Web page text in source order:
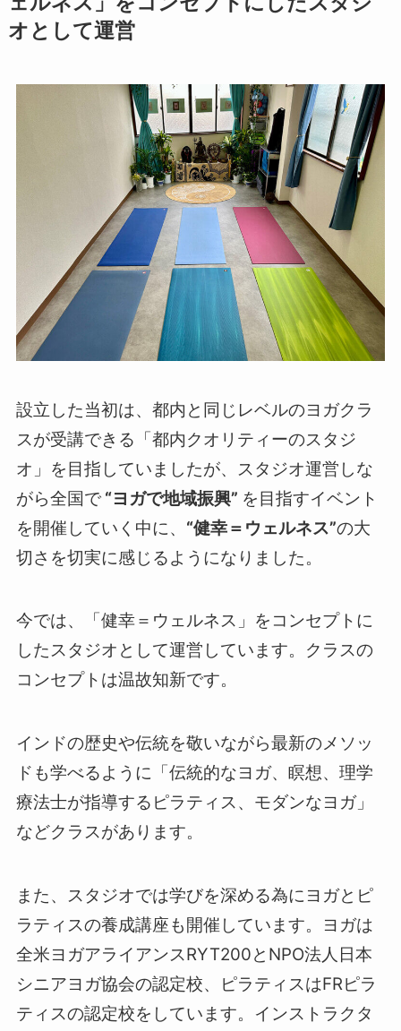
オとして運営
設立した当初は、都内と同じレベルのヨガクラ
スが受講できる「都内クオリティーのスタジ
オ」を目指していましたが、スタジオ運営しな
がら全国で“ヨガで地域振興” を目指すイベント
を開催していく中に、 “健幸＝ウェルネス”の大
切さを切実に感じるようになりました。
今では、「健幸＝ウェルネス」をコンセプトに
したスタジオとして運営しています。クラスの
コンセプトは温故知新です。
インドの歴史や伝統を敬いながら最新のメソッ
ドも学べるように「伝統的なヨガ、瞑想、理学
療法士が指導するピラティス、モダンなヨガ」
などクラスがあります。
また、スタジオでは学びを深める為にヨガとピ
ラティスの養成講座も開催しています。ヨガは
全米ヨガアライアンスRYT200とNPO法人日本
シニアヨガ協会の認定校、ピラティスはFRピラ
ティスの認定校をしています。インストラクタ